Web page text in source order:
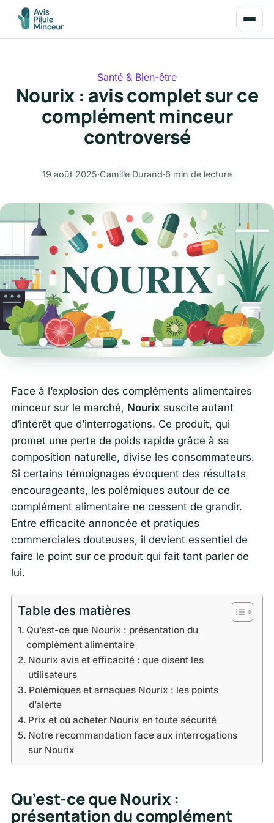
Santé & Bien-être
Nourix : avis complet sur ce
complément minceur
controversé
19 août 2025·Camille Durand·6 min de lecture
Face à l’explosion des compléments alimentaires
minceur sur le marché, Nourix suscite autant
d’intérêt que d’interrogations. Ce produit, qui
promet une perte de poids rapide grâce à sa
composition naturelle, divise les consommateurs.
Si certains témoignages évoquent des résultats
encourageants, les polémiques autour de ce
complément alimentaire ne cessent de grandir.
Entre efficacité annoncée et pratiques
commerciales douteuses, il devient essentiel de
faire le point sur ce produit qui fait tant parler de
lui.
Table des matières
Qu’est-ce que Nourix : présentation du
complément alimentaire
Nourix avis et efficacité : que disent les
utilisateurs
Polémiques et arnaques Nourix : les points
d’alerte
Prix et où acheter Nourix en toute sécurité
Notre recommandation face aux interrogations
sur Nourix
Qu’est-ce que Nourix :
présentation du complément